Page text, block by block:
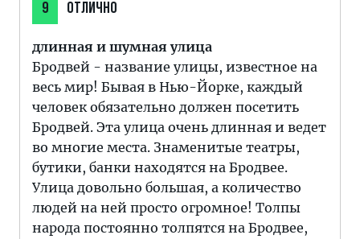
9 ОТЛИЧНО
длинная и шумная улица
Бродвей - название улицы, известное на
весь мир! Бывая в Нью-Йорке, каждый
человек обязательно должен посетить
Бродвей. Эта улица очень длинная и ведет
во многие места. Знаменитые театры,
бутики, банки находятся на Бродвее.
Улица довольно большая, а количество
людей на ней просто огромное! Толпы
народа постоянно толпятся на Бродвее,